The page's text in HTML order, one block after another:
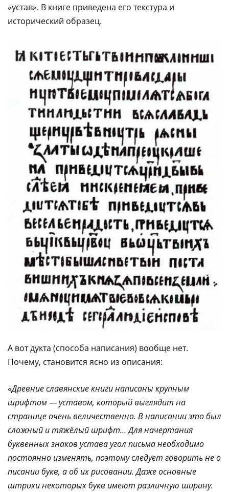
«устав». В книге приведена его текстура и
исторический образец.
А вот дукта (способа написания) вообще нет.
Почему, становится ясно из описания:
«Древние славянские книги написаны крупным
шрифтом — уставом, который выглядит на
странице очень величественно. В написании это был
сложный и тяжёлый шрифт… Для начертания
буквенных знаков устава угол письма необходимо
постоянно изменять, поэтому следует говорить не о
писании букв, а об их рисовании. Даже основные
штрихи некоторых букв имеют различную ширину.